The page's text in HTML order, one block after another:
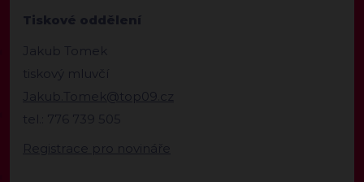
Tiskové oddělení
Jakub Tomek
tiskový mluvčí
Jakub.Tomek@top09.cz
tel.: 776 739 505
Registrace pro novináře